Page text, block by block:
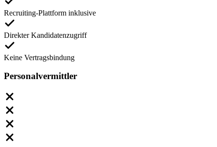
Recruiting-Plattform inklusive
Direkter Kandidatenzugriff
Keine Vertragsbindung
Personalvermittler